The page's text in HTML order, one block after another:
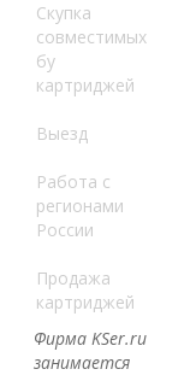
Скупка
совместимых
бу
картриджей
Выезд
Работа с
регионами
России
Продажа
картриджей
Фирма KSer.ru
занимается